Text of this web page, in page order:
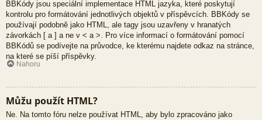
BBKódy jsou speciální implementace HTML jazyka, které poskytují
kontrolu pro formátování jednotlivých objektů v příspěvcích. BBKódy se
používají podobně jako HTML, ale tagy jsou uzavřeny v hranatých
závorkách [ a ] a ne v < a >. Pro více informací o formátování pomocí
BBKódů se podívejte na průvodce, ke kterému najdete odkaz na stránce,
na které se píší příspěvky.
Nahoru
Můžu použít HTML?
Ne. Na tomto fóru nelze používat HTML, aby bylo zpracováno jako